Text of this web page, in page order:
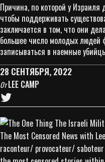
Причина, по которой у Израиля
чтобы поддерживать
заключается в том, что они
большее число молодых людей
записываться в наемные
28 СЕНТЯБРЯ, 2022
ОтLEE CAMP
The Most Censored News with
raconteur/ provocateur/